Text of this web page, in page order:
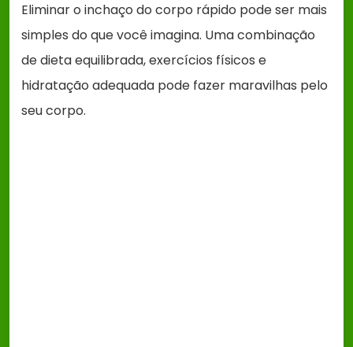
Eliminar o inchaço do corpo rápido pode ser mais
simples do que você imagina. Uma combinação
de dieta equilibrada, exercícios físicos e
hidratação adequada pode fazer maravilhas pelo
seu corpo.